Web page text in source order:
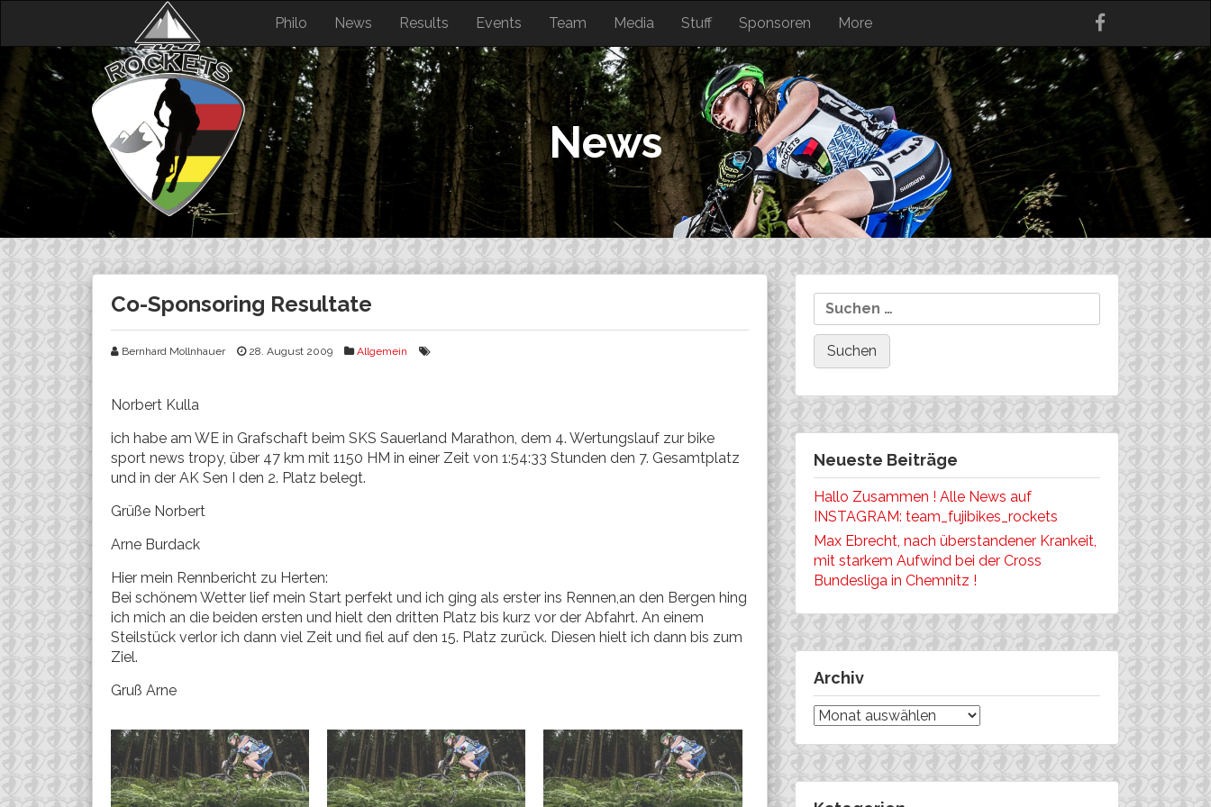
content
Philo News Results Events Team Media Stuff Sponsoren More
News
Co-Sponsoring Resultate
Bernhard Mollnhauer 28. August 2009 Allgemein
Norbert Kulla
ich habe am WE in Grafschaft beim SKS Sauerland Marathon, dem 4. Wertungslauf zur bike
sport news tropy, über 47 km mit 1150 HM in einer Zeit von 1:54:33 Stunden den 7. Gesamtplatz
und in der AK Sen I den 2. Platz belegt.
Grüße Norbert
Arne Burdack
Hier mein Rennbericht zu Herten:
Bei schönem Wetter lief mein Start perfekt und ich ging als erster ins Rennen,an den Bergen hing
ich mich an die beiden ersten und hielt den dritten Platz bis kurz vor der Abfahrt. An einem
Steilstück verlor ich dann viel Zeit und fiel auf den 15. Platz zurück. Diesen hielt ich dann bis zum
Ziel.
Gruß Arne
Suchen
nach:
Neueste Beiträge
Hallo Zusammen ! Alle News auf
INSTAGRAM: team_fujibikes_rockets
Max Ebrecht, nach überstandener Krankeit,
mit starkem Aufwind bei der Cross
Bundesliga in Chemnitz !
Archiv
Archiv